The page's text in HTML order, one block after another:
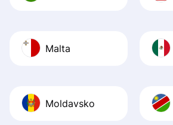
Malta
Moldavsko